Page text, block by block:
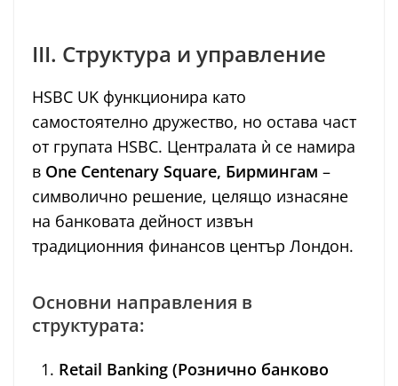
III. Структура и управление
HSBC UK функционира като
самостоятелно дружество, но остава част
от групата HSBC. Централата ѝ се намира
в One Centenary Square, Бирмингам –
символично решение, целящо изнасяне
на банковата дейност извън
традиционния финансов център Лондон.
Основни направления в
структурата:
Retail Banking (Рознично банково